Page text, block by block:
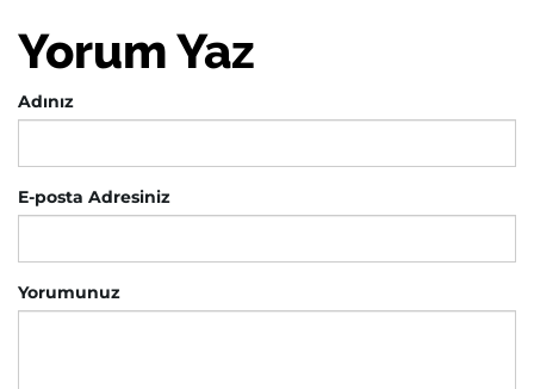
Yorum Yaz
Adınız
E-posta Adresiniz
Yorumunuz